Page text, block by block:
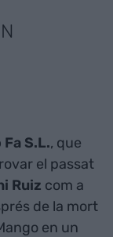
S.L., que
el passat
Ruiz com a
de la mort
en un